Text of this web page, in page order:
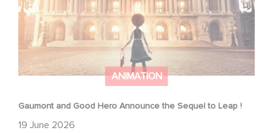
ANIMATION
Gaumont and Good Hero Announce the Sequel to Leap !
19 June 2026